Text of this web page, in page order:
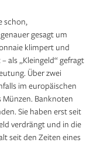
schon,
gesagt um
klimpert und
als „Kleingeld“ gefragt
Über zwei
im europäischen
Münzen. Banknoten
Sie haben erst seit
verdrängt und in die
seit den Zeiten eines